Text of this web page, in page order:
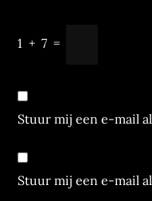
1 + 7 =
Stuur mij een e-mail
Stuur mij een e-mail